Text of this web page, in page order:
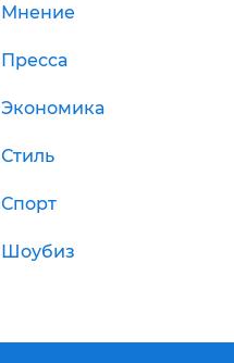
Мнение
Пресса
Экономика
Стиль
Спорт
Шоубиз